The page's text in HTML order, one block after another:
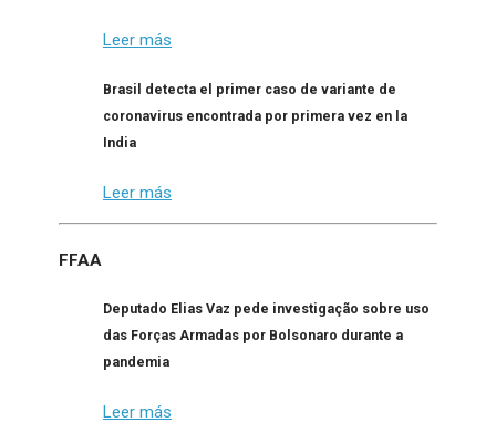
Leer más
Brasil detecta el primer caso de variante de
coronavirus encontrada por primera vez en la
India
Leer más
FFAA
Deputado Elias Vaz pede investigação sobre uso
das Forças Armadas por Bolsonaro durante a
pandemia
Leer más